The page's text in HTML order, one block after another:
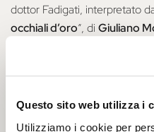
Questo sito web utilizza i
Utilizziamo i cookie per
dottor Fadigati, interpretato
occhiali d’oro”, di Giuliano